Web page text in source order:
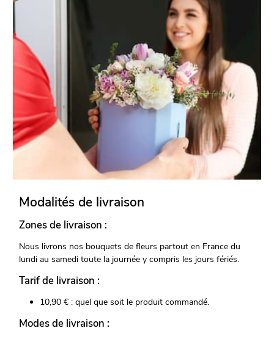
Modalités de livraison
Zones de livraison :
Nous livrons nos bouquets de fleurs partout en France du
lundi au samedi toute la journée y compris les jours fériés.
Tarif de livraison :
10,90 € : quel que soit le produit commandé.
Modes de livraison :